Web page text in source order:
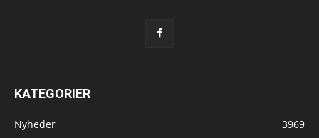
KATEGORIER
Nyheder
3969